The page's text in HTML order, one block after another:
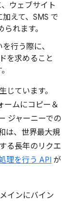
ウェブサイト
えて、SMS で
れます。
行う際に、
を求めること
ています。
ームにコピー＆
ジャーニーでの
は、世界最大規
る長年のリクエ
理を行う API が
インにバイン